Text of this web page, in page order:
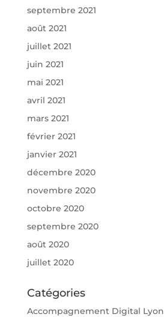
septembre 2021
août 2021
juillet 2021
juin 2021
mai 2021
avril 2021
mars 2021
février 2021
janvier 2021
décembre 2020
novembre 2020
octobre 2020
septembre 2020
août 2020
juillet 2020
Catégories
Accompagnement Digital Lyon